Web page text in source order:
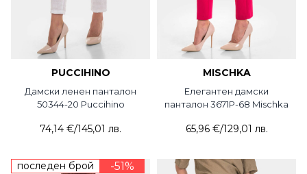
PUCCIHINO
Дамски ленен панталон
50344-20 Puccihino
74,14 €/145,01 лв.
MISCHKA
Елегантен дамски
панталон 3671P-68 Mischka
65,96 €/129,01 лв.
последен брой -51%